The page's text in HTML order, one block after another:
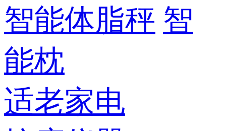
智能体脂秤 智
能枕
适老家电